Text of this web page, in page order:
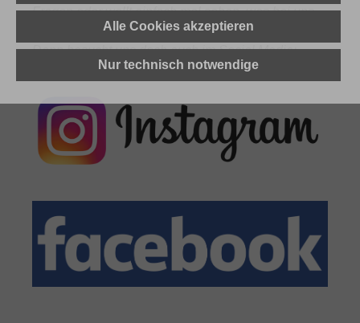
Fragen oder wollt einfach mal sehen, was bei uns
Dann besucht uns doch auch im Social Media:
Alle Cookies akzeptieren
Nur technisch notwendige